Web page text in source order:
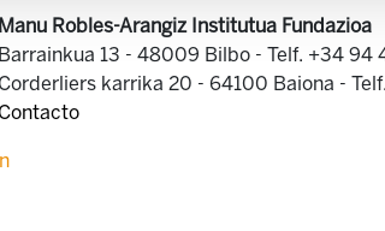
Manu Robles-Arangiz Institutua Fundazioa
Barrainkua 13 - 48009 Bilbo - Telf. +34 94
Corderliers karrika 20 - 64100 Baiona -
Contacto